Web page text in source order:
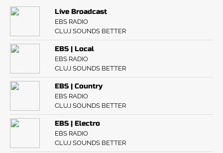
Live Broadcast
EBS RADIO
CLUJ SOUNDS BETTER
EBS | Local
EBS RADIO
CLUJ SOUNDS BETTER
EBS | Country
EBS RADIO
CLUJ SOUNDS BETTER
EBS | Electro
EBS RADIO
CLUJ SOUNDS BETTER